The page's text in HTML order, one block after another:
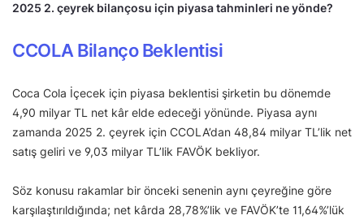
2025 2. çeyrek bilançosu için piyasa tahminleri ne yönde?
CCOLA Bilanço Beklentisi
Coca Cola İçecek için piyasa beklentisi şirketin bu dönemde
4,90 milyar TL net kâr elde edeceği yönünde. Piyasa aynı
zamanda 2025 2. çeyrek için CCOLA’dan 48,84 milyar TL’lik net
satış geliri ve 9,03 milyar TL’lik FAVÖK bekliyor.
Söz konusu rakamlar bir önceki senenin aynı çeyreğine göre
karşılaştırıldığında; net kârda 28,78%’lik ve FAVÖK’te 11,64%’lük